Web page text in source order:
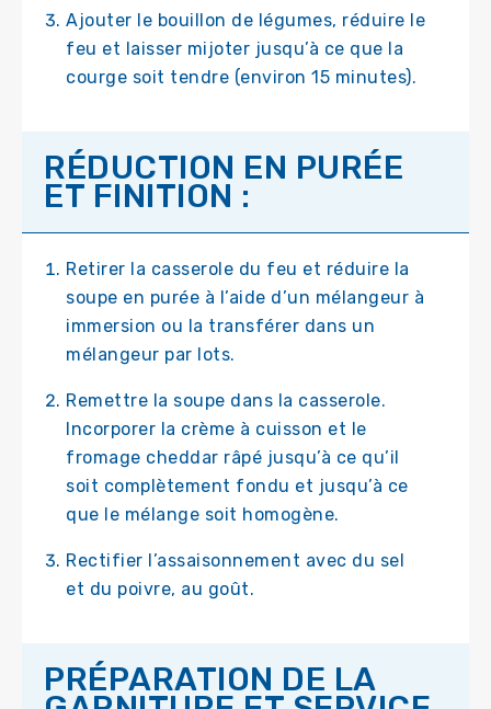
Ajouter le bouillon de légumes, réduire le
feu et laisser mijoter jusqu’à ce que la
courge soit tendre (environ 15 minutes).
RÉDUCTION EN PURÉE
ET FINITION :
Retirer la casserole du feu et réduire la
soupe en purée à l’aide d’un mélangeur à
immersion ou la transférer dans un
mélangeur par lots.
Remettre la soupe dans la casserole.
Incorporer la crème à cuisson et le
fromage cheddar râpé jusqu’à ce qu’il
soit complètement fondu et jusqu’à ce
que le mélange soit homogène.
Rectifier l’assaisonnement avec du sel
et du poivre, au goût.
PRÉPARATION DE LA